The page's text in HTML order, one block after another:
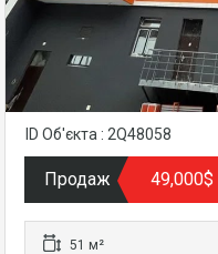
ID Об'єкта : 2Q48058
Продаж 49,000$
51 м²